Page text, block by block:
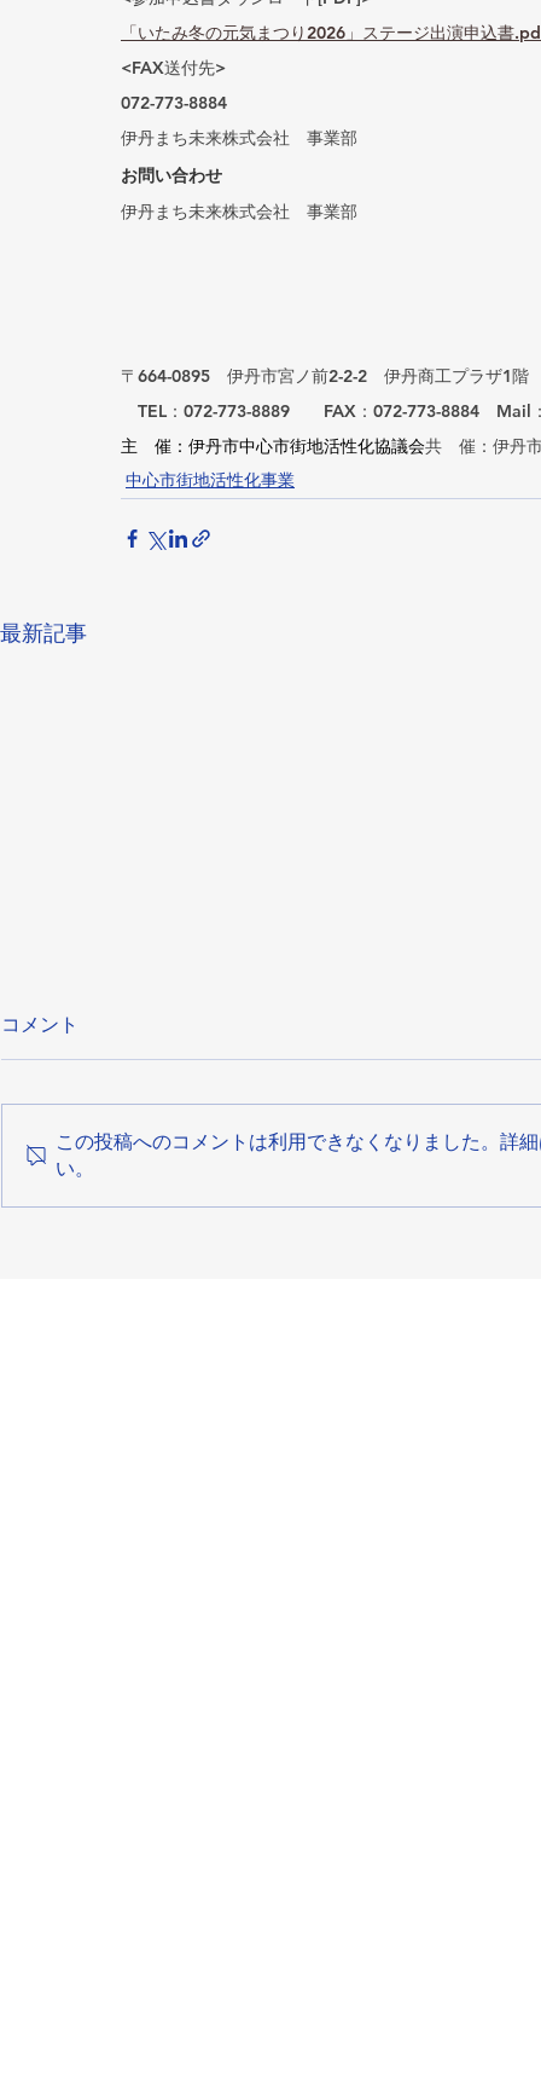
「いたみ冬の元気まつり2026」ステージ出演申込書
<FAX送付先>
072-773-8884
伊丹まち未来株式会社　事業部
お問い合わせ
伊丹まち未来株式会社　事業部
〒664-0895　伊丹市宮ノ前2-2-2　伊丹商工プラザ1階
TEL：072-773-8889　　FAX：072-773-8884　
主　催：伊丹市中心市街地活性化協議会共　催：伊丹
中心市街地活性化事業
最新記事
【参加無料】ペットボトルキ
第161回 イ
コメント
この投稿へのコメントは利用できなくなりました。詳
い。